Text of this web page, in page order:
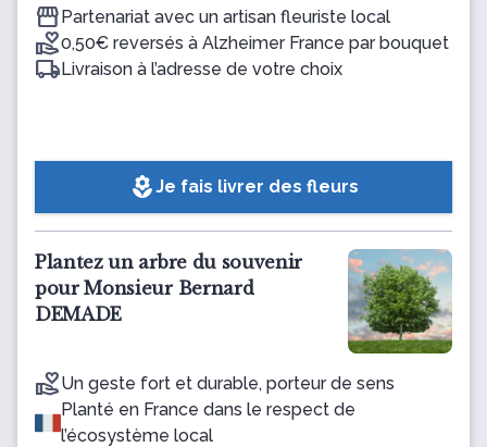
Partenariat avec un artisan fleuriste local
0,50€ reversés à Alzheimer France par bouquet
Livraison à l’adresse de votre choix
local_floristJe fais livrer des fleurs
Plantez un arbre du souvenir
pour Monsieur Bernard
DEMADE
Un geste fort et durable, porteur de sens
Planté en France dans le respect de
l’écosystème local